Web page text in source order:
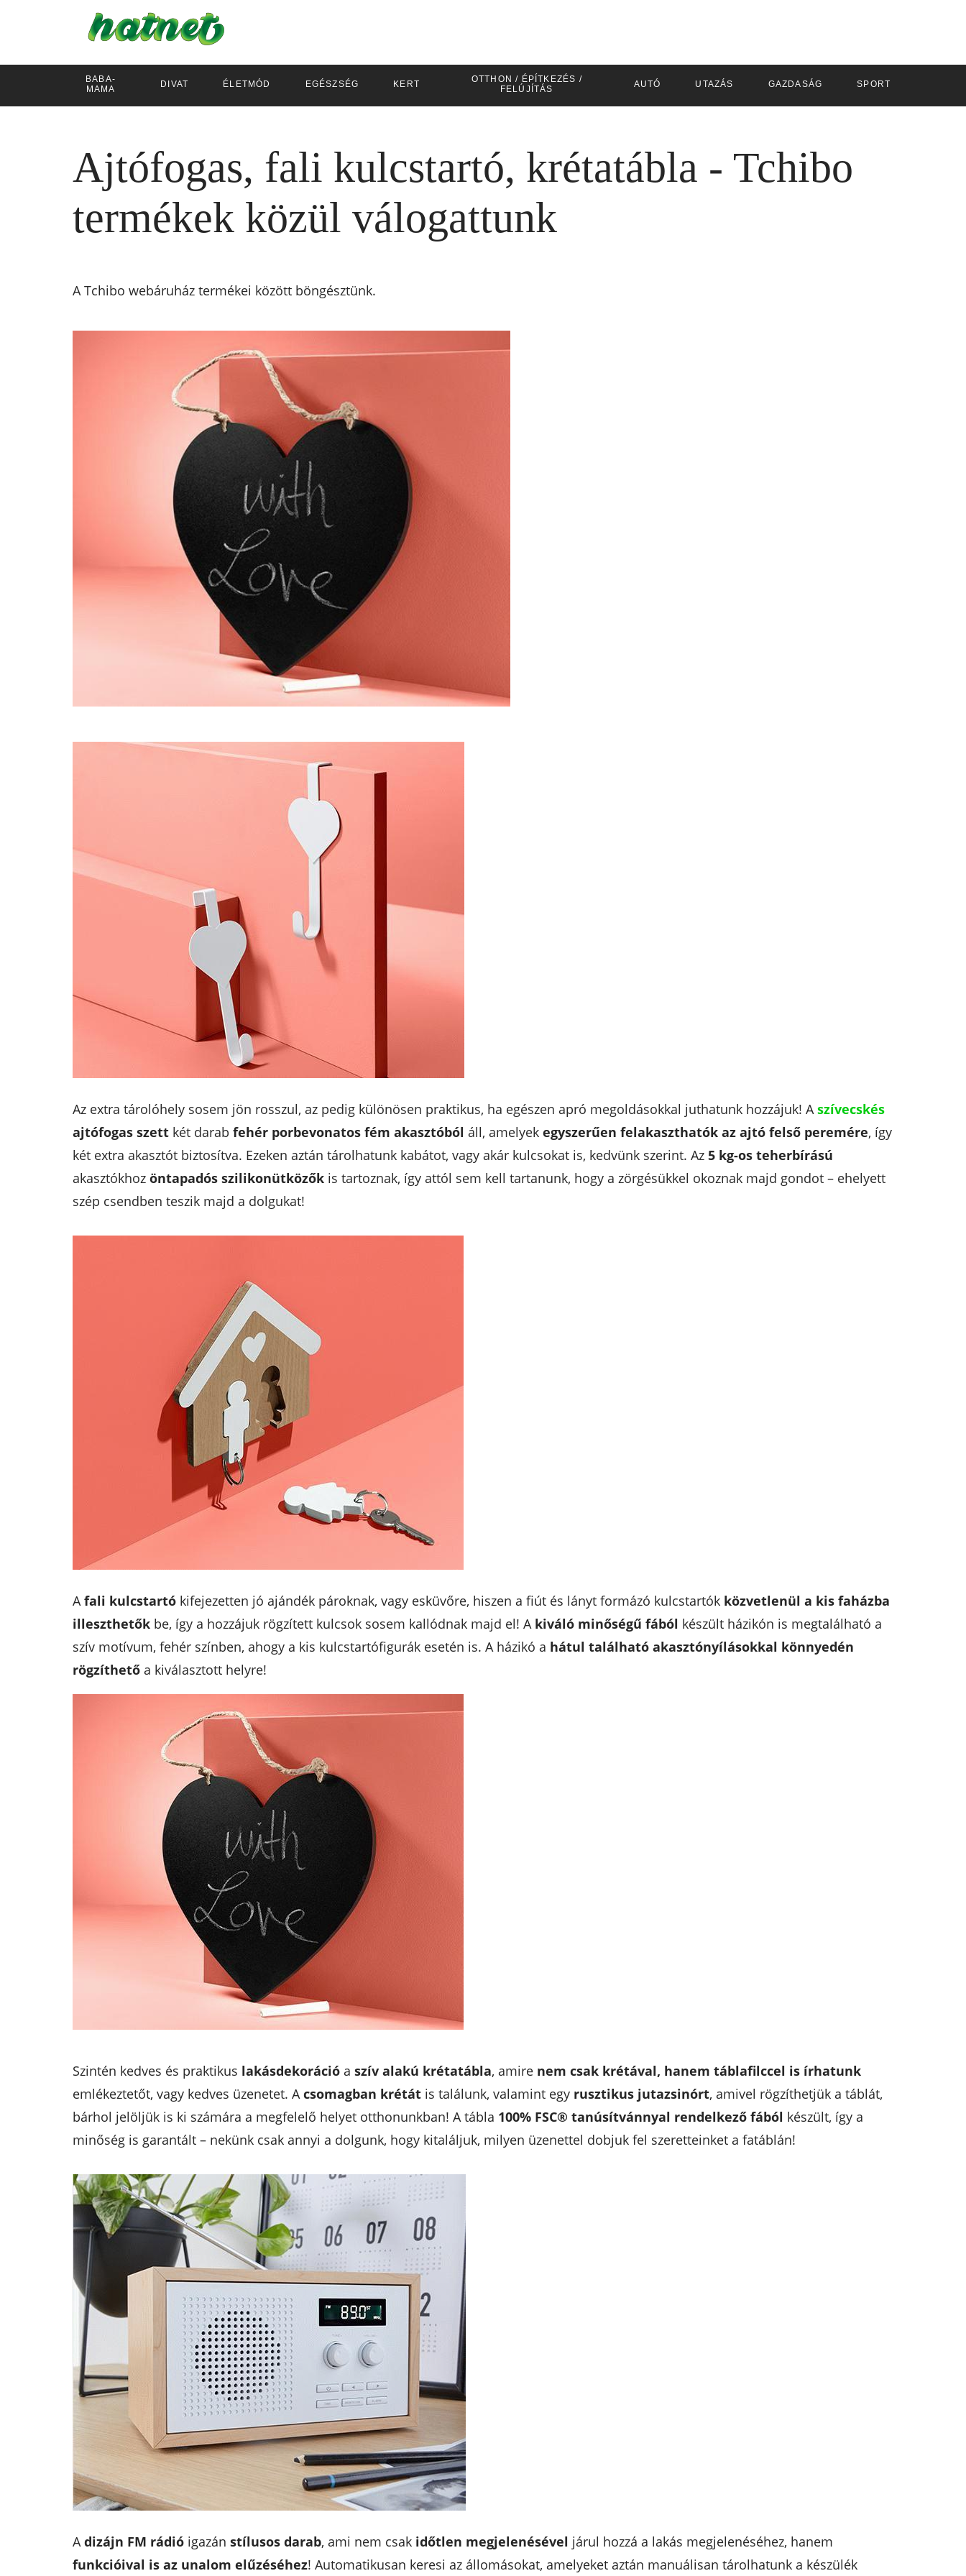
BABA-
MAMA
DIVAT ÉLETMÓD EGÉSZSÉG KERT
OTTHON / ÉPÍTKEZÉS /
FELÚJÍTÁS
AUTÓ UTAZÁS GAZDASÁG SPORT
Ajtófogas, fali kulcstartó, krétatábla - Tchibo
termékek közül válogattunk
A Tchibo webáruház termékei között böngésztünk.
Az extra tárolóhely sosem jön rosszul, az pedig különösen praktikus, ha egészen apró megoldásokkal juthatunk hozzájuk! A szívecskés
ajtófogas szettkét darab fehér porbevonatos fém akasztóból áll, amelyek egyszerűen felakaszthatók az ajtó felső peremére, így
két extra akasztót biztosítva. Ezeken aztán tárolhatunk kabátot, vagy akár kulcsokat is, kedvünk szerint. Az 5 kg-os teherbírású
akasztókhoz öntapadós szilikonütközőkis tartoznak, így attól sem kell tartanunk, hogy a zörgésükkel okoznak majd gondot – ehelyett
szép csendben teszik majd a dolgukat!
A fali kulcstartókifejezetten jó ajándék pároknak, vagy esküvőre, hiszen a fiút és lányt formázó kulcstartók közvetlenül a kis faházba
illeszthetőkbe, így a hozzájuk rögzített kulcsok sosem kallódnak majd el! A kiváló minőségű fából készült házikón is megtalálható a
szív motívum, fehér színben, ahogy a kis kulcstartófigurák esetén is. A házikó a hátul található akasztónyílásokkal könnyedén
rögzíthetőa kiválasztott helyre!
Szintén kedves és praktikus lakásdekorációa szív alakú krétatábla, amire nem csak krétával, hanem táblafilccel is írhatunk
emlékeztetőt, vagy kedves üzenetet. A csomagban krétátis találunk, valamint egy rusztikus jutazsinórt, amivel rögzíthetjük a táblát,
bárhol jelöljük is ki számára a megfelelő helyet otthonunkban! A tábla 100% FSC® tanúsítvánnyal rendelkező fából készült, így a
minőség is garantált – nekünk csak annyi a dolgunk, hogy kitaláljuk, milyen üzenettel dobjuk fel szeretteinket a fatáblán!
A dizájn FM rádióigazán stílusos darab, ami nem csak időtlen megjelenésével járul hozzá a lakás megjelenéséhez, hanem
funkcióival is az unalom elűzéséhez! Automatikusan keresi az állomásokat, amelyeket aztán manuálisan tárolhatunk a készülék